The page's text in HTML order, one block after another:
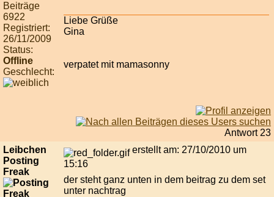
Beiträge
6922
Registriert:
26/11/2009
Status:
Offline
Geschlecht:
Liebe Grüße
Gina
verpatet mit mamasonny
Antwort 23
Leibchen
Posting
Freak
erstellt am: 27/10/2010 um
15:16
der steht ganz unten in dem beitrag zu dem set
unter nachtrag